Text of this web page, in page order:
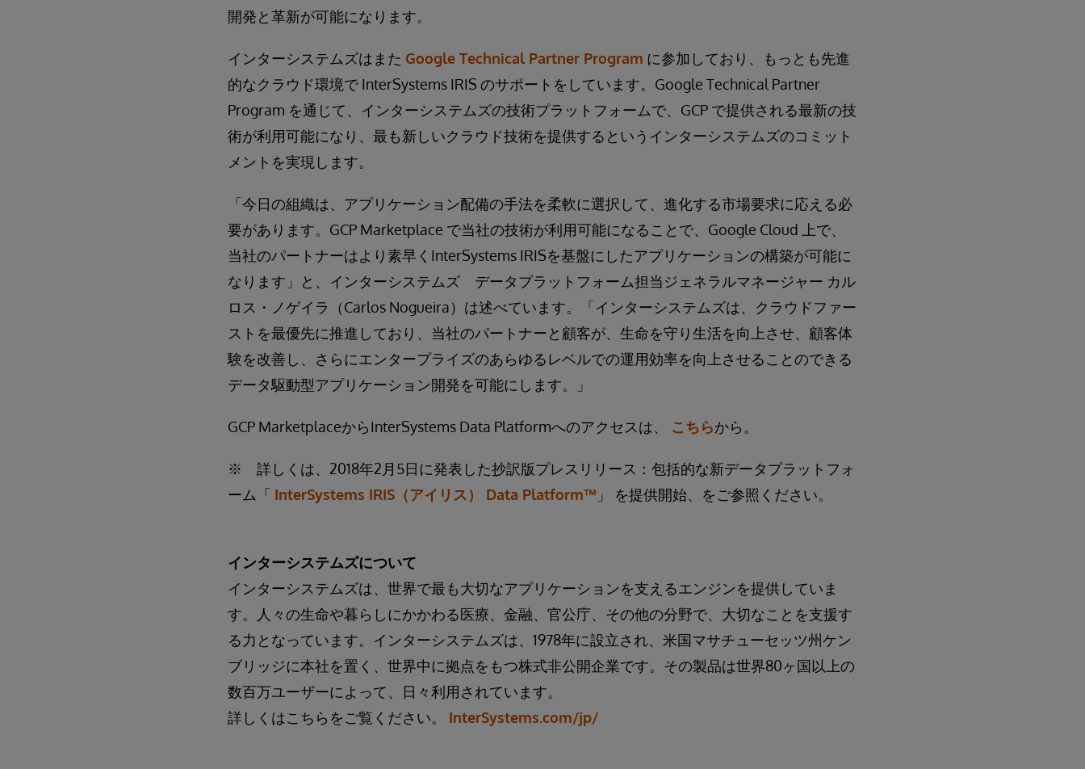
開発と革新が可能になります。
インターシステムズはまた Google Technical Partner Program に参加しており、もっとも先進
的なクラウド環境で InterSystems IRIS のサポートをしています。Google Technical Partner
Program を通じて、インターシステムズの技術プラットフォームで、GCP で提供される最新の技
術が利用可能になり、最も新しいクラウド技術を提供するというインターシステムズのコミット
メントを実現します。
「今日の組織は、アプリケーション配備の手法を柔軟に選択して、進化する市場要求に応える必
要があります。GCP Marketplace で当社の技術が利用可能になることで、Google Cloud 上で、
当社のパートナーはより素早くInterSystems IRISを基盤にしたアプリケーションの構築が可能に
なります」と、インターシステムズ データプラットフォーム担当ジェネラルマネージャー カル
ロス・ノゲイラ（Carlos Nogueira）は述べています。「インターシステムズは、クラウドファー
ストを最優先に推進しており、当社のパートナーと顧客が、生命を守り生活を向上させ、顧客体
験を改善し、さらにエンタープライズのあらゆるレベルでの運用効率を向上させることのできる
データ駆動型アプリケーション開発を可能にします。」
GCP MarketplaceからInterSystems Data Platformへのアクセスは、 こちらから。
※ 詳しくは、2018年2月5日に発表した抄訳版プレスリリース：包括的な新データプラットフォ
ーム「 InterSystems IRIS（アイリス） Data Platform™ 」 を提供開始、をご参照ください。
インターシステムズについて
インターシステムズは、世界で最も大切なアプリケーションを支えるエンジンを提供していま
す。人々の生命や暮らしにかかわる医療、金融、官公庁、その他の分野で、大切なことを支援す
る力となっています。インターシステムズは、1978年に設立され、米国マサチューセッツ州ケン
ブリッジに本社を置く、世界中に拠点をもつ株式非公開企業です。その製品は世界80ヶ国以上の
数百万ユーザーによって、日々利用されています。
詳しくはこちらをご覧ください。 InterSystems.com/jp/